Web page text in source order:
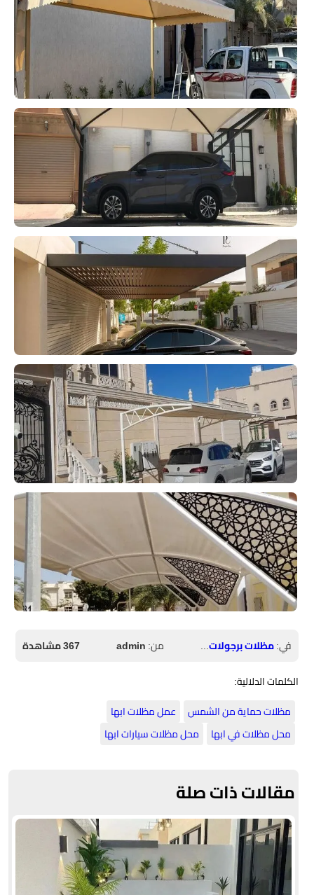
في:مظلات برجولات حدائق من:admin
367 مشاهدة
الكلمات الدلالية:
مظلات حماية من الشمس
عمل مظلات ابها
محل مظلات في ابها
محل مظلات سيارات ابها
مقالات ذات صلة